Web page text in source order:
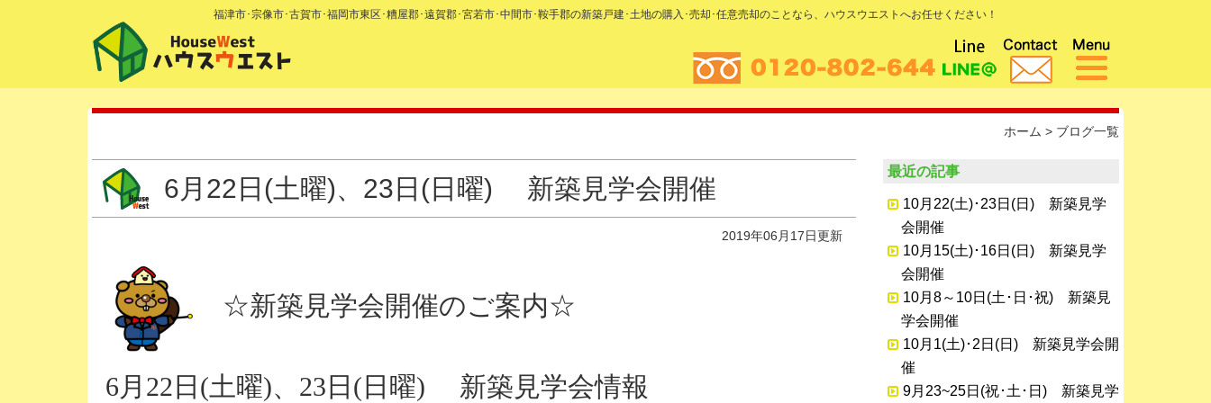
福津市･宗像市･古賀市･福岡市東区･糟屋郡･遠賀郡･宮若市･中間市･鞍手郡の新築戸建･土地の購入･売却･任意売却のことなら、ハウスウエストへお任せください！
ホーム > ブログ一覧
6月22日(土曜)、23日(日曜) 新築見学会開催
2019年06月17日更新
☆新築見学会開催のご案内☆
6月22日(土曜)、23日(日曜) 新築見学会情報
最近の記事
10月22(土)･23日(日) 新築見学
会開催
10月15(土)･16日(日) 新築見学
会開催
10月8～10日(土･日･祝) 新築見
学会開催
10月1(土)･2日(日) 新築見学会開
催
9月23~25日(祝･土･日) 新築見学